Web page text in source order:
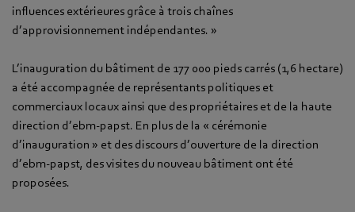
influences extérieures grâce à trois chaînes
d’approvisionnement indépendantes. »
L’inauguration du bâtiment de 177 000 pieds carrés (1,6 hectare)
a été accompagnée de représentants politiques et
commerciaux locaux ainsi que des propriétaires et de la haute
direction d’ebm-papst. En plus de la « cérémonie
d’inauguration » et des discours d’ouverture de la direction
d’ebm-papst, des visites du nouveau bâtiment ont été
proposées.